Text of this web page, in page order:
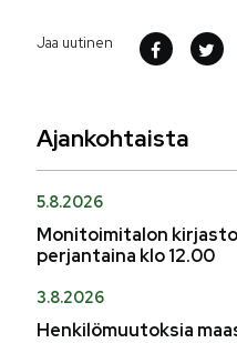
Jaa uutinen
Ajankohtaista
5.8.2026
Monitoimitalon
perjantaina klo 12.00
3.8.2026
Henkilömuutoksia